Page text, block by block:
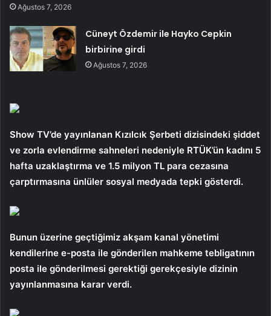
Ağustos 7, 2026
Cüneyt Özdemir ile Hayko Cepkin
birbirine girdi
Ağustos 7, 2026
Show TV’de yayınlanan Kızılcık Şerbeti dizisindeki şiddet
ve zorla evlendirme sahneleri nedeniyle RTÜK’ün kadını 5
hafta uzaklaştırma ve 1.5 milyon TL para cezasına
çarptırmasına ünlüler sosyal medyada tepki gösterdi.
Bunun üzerine geçtiğimiz akşam kanal yönetimi
kendilerine e-posta ile gönderilen mahkeme tebligatının
posta ile gönderilmesi gerektiği gerekçesiyle dizinin
yayınlanmasına karar verdi.